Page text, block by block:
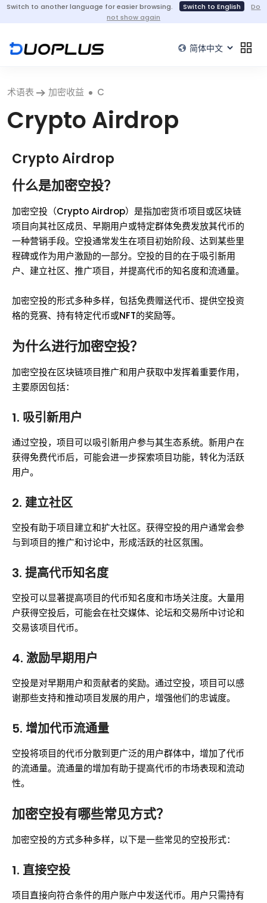
Switch to another language for easier browsing. Switch to English
Do
not show again
术语表 加密收益 C
Crypto Airdrop
Crypto Airdrop
什么是加密空投？
加密空投（Crypto Airdrop）是指加密货币项目或区块链
项目向其社区成员、早期用户或特定群体免费发放其代币的
一种营销手段。空投通常发生在项目初始阶段、达到某些里
程碑或作为用户激励的一部分。空投的目的在于吸引新用
户、建立社区、推广项目，并提高代币的知名度和流通量。
加密空投的形式多种多样，包括免费赠送代币、提供空投资
格的竞赛、持有特定代币或NFT的奖励等。
为什么进行加密空投？
加密空投在区块链项目推广和用户获取中发挥着重要作用，
主要原因包括：
1. 吸引新用户
通过空投，项目可以吸引新用户参与其生态系统。新用户在
获得免费代币后，可能会进一步探索项目功能，转化为活跃
用户。
2. 建立社区
空投有助于项目建立和扩大社区。获得空投的用户通常会参
与到项目的推广和讨论中，形成活跃的社区氛围。
3. 提高代币知名度
空投可以显著提高项目的代币知名度和市场关注度。大量用
户获得空投后，可能会在社交媒体、论坛和交易所中讨论和
交易该项目代币。
4. 激励早期用户
空投是对早期用户和贡献者的奖励。通过空投，项目可以感
谢那些支持和推动项目发展的用户，增强他们的忠诚度。
5. 增加代币流通量
空投将项目的代币分散到更广泛的用户群体中，增加了代币
的流通量。流通量的增加有助于提高代币的市场表现和流动
性。
加密空投有哪些常见方式？
加密空投的方式多种多样，以下是一些常见的空投形式：
1. 直接空投
项目直接向符合条件的用户账户中发送代币。用户只需持有